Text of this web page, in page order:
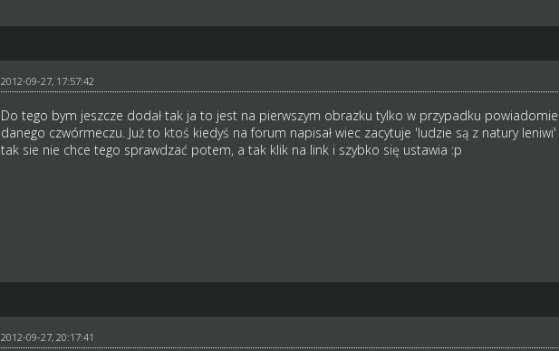
2012-09-27, 17:57:42
Do tego bym jeszcze dodał tak ja to jest na pierwszym obrazku tylko w przypadku
danego czwórmeczu. Już to ktoś kiedyś na forum napisał wiec zacytuje 'ludzie są z natury
tak sie nie chce tego sprawdzać potem, a tak klik na link i szybko się ustawia :p
2012-09-27, 20:17:41